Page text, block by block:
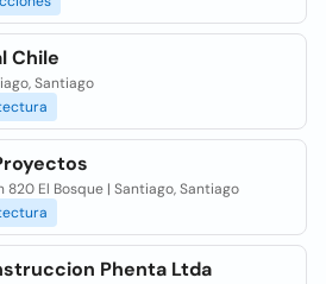
Chile
Santiago
El Bosque | Santiago, Santiago
Phenta Ltda